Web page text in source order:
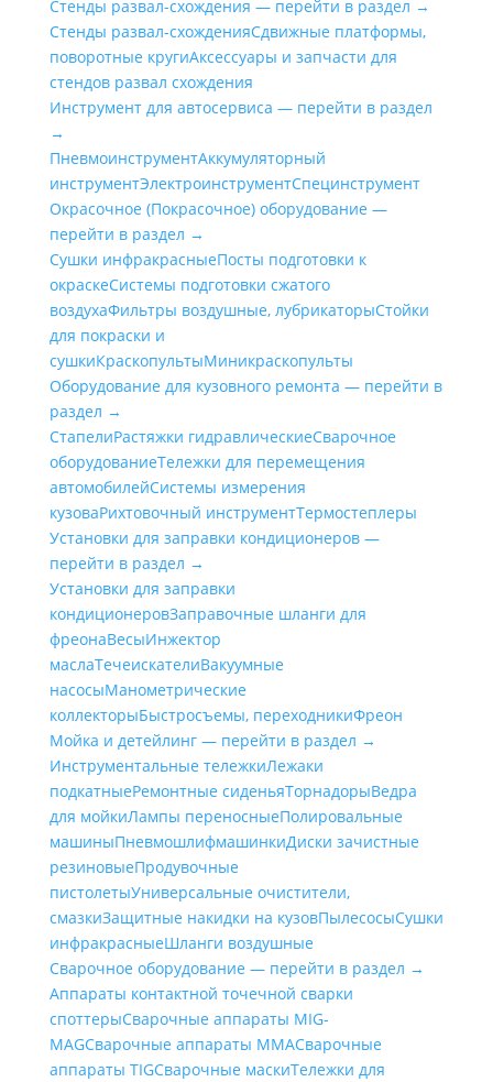
Стенды развал-схождения — перейти в раздел →
Стенды развал-схожденияСдвижные платформы,
поворотные кругиАксессуары и запчасти для
стендов развал схождения
Инструмент для автосервиса — перейти в раздел
→
ПневмоинструментАккумуляторный
инструментЭлектроинструментСпецинструмент
Окрасочное (Покрасочное) оборудование —
перейти в раздел →
Сушки инфракрасныеПосты подготовки к
окраскеСистемы подготовки сжатого
воздухаФильтры воздушные, лубрикаторыСтойки
для покраски и
сушкиКраскопультыМиникраскопульты
Оборудование для кузовного ремонта — перейти в
раздел →
СтапелиРастяжки гидравлическиеСварочное
оборудованиеТележки для перемещения
автомобилейСистемы измерения
кузоваРихтовочный инструментТермостеплеры
Установки для заправки кондиционеров —
перейти в раздел →
Установки для заправки
кондиционеровЗаправочные шланги для
фреонаВесыИнжектор
маслаТечеискателиВакуумные
насосыМанометрические
коллекторыБыстросъемы, переходникиФреон
Мойка и детейлинг — перейти в раздел →
Инструментальные тележкиЛежаки
подкатныеРемонтные сиденьяТорнадорыВедра
для мойкиЛампы переносныеПолировальные
машиныПневмошлифмашинкиДиски зачистные
резиновыеПродувочные
пистолетыУниверсальные очистители,
смазкиЗащитные накидки на кузовПылесосыСушки
инфракрасныеШланги воздушные
Сварочное оборудование — перейти в раздел →
Аппараты контактной точечной сварки
cпоттерыСварочные аппараты MIG-
MAGСварочные аппараты MMAСварочные
аппараты TIGСварочные маскиТележки для